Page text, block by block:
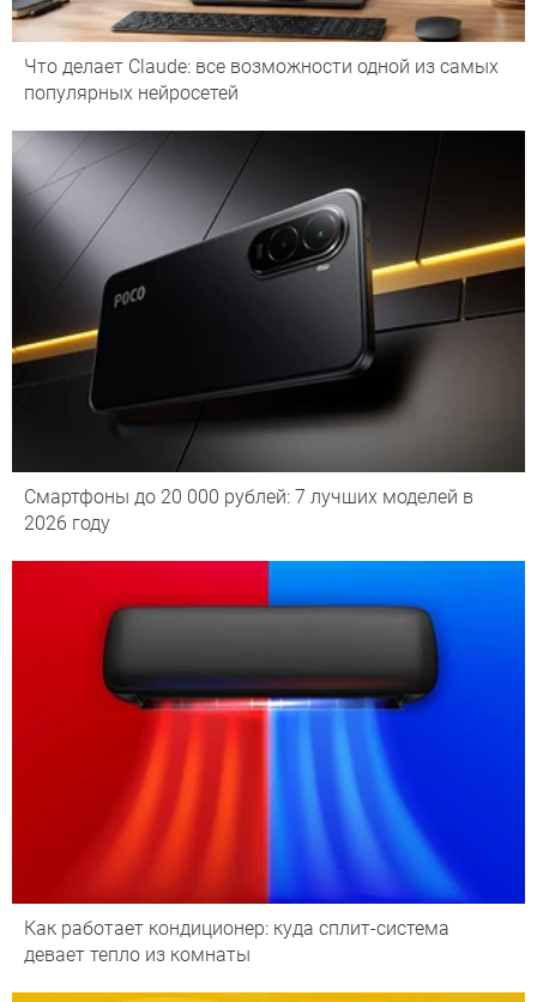
Что делает Сlaude: все возможности одной из самых
популярных нейросетей
Смартфоны до 20 000 рублей: 7 лучших моделей в
2026 году
Как работает кондиционер: куда сплит-система
девает тепло из комнаты